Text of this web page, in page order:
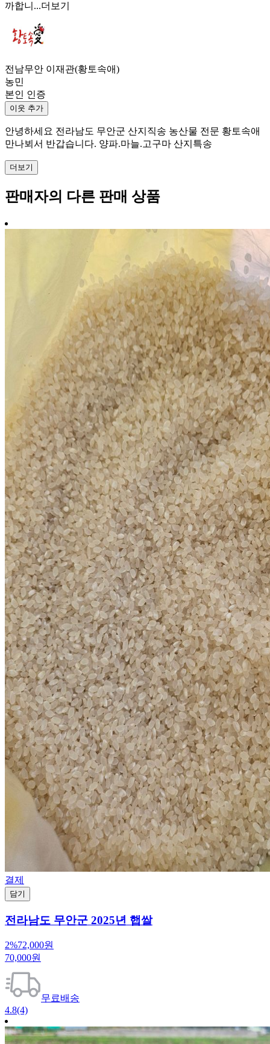
까합니...더보기
전남무안 이재관(황토속애)
농민
본인 인증
이웃 추가
안녕하세요 전라남도 무안군 산지직송 농산물 전문 황토속애
만나뵈서 반갑습니다. 양파.마늘.고구마 산지특송
더보기
판매자의 다른 판매 상품
결제
담기
전라남도 무안군 2025년 햅쌀
2%72,000원
70,000원
무료배송
4.8(4)